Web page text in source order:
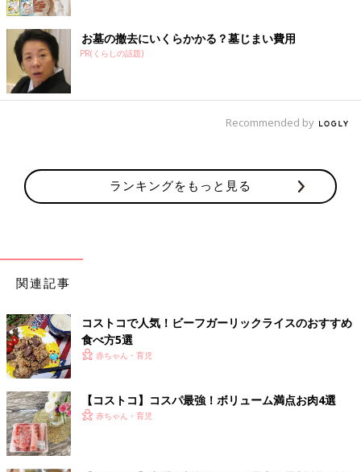
お墓の撤去にいくらかかる？墓じまい費用
PR(くらしの話題)
Recommended by
ランキングをもっと見る
関連記事
コストコで人気！ビーフガーリックライスのおすすめ
食べ方5選
赤ちゃん・育児
【コストコ】コスパ最強！ボリューム満点お肉4選
赤ちゃん・育児